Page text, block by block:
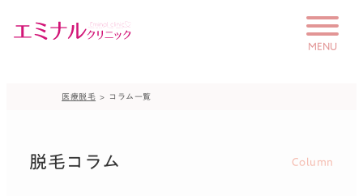
MENU
未成年の方へ
料金
医療脱毛 コラム一覧
脱毛コラム Column